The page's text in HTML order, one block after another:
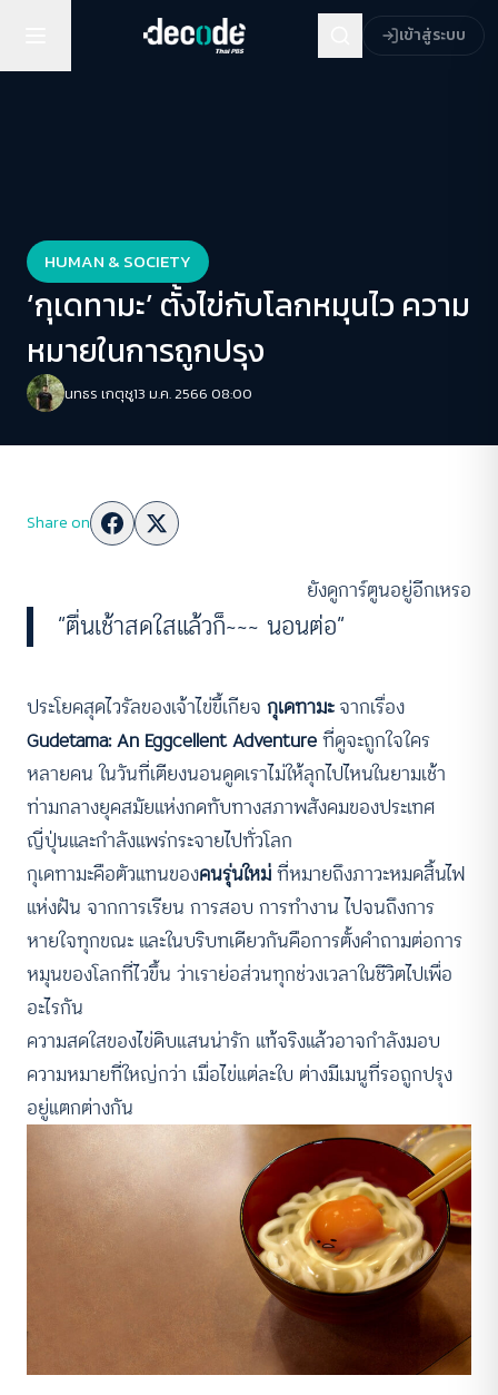
เข้าสู่ระบบ
HUMAN & SOCIETY
‘กุเดทามะ’ ตั้งไข่กับโลกหมุนไว ความ
หมายในการถูกปรุง
นทธร เกตุชู13 ม.ค. 2566 08:00
Share on
ยังดูการ์ตูนอยู่อีกเหรอ
“ตื่นเช้าสดใสแล้วก็~~~ นอนต่อ”
ประโยคสุดไวรัลของเจ้าไข่ขี้เกียจ กุเดทามะจากเรื่อง
Gudetama: An Eggcellent Adventureที่ดูจะถูกใจใคร
หลายคน ในวันที่เตียงนอนดูดเราไม่ให้ลุกไปไหนในยามเช้า
ท่ามกลางยุคสมัยแห่งกดทับทางสภาพสังคมของประเทศ
ญี่ปุ่นและกำลังแพร่กระจายไปทั่วโลก
กุเดทามะคือตัวแทนของคนรุ่นใหม่ที่หมายถึงภาวะหมดสิ้นไฟ
แห่งฝัน จากการเรียน การสอบ การทำงาน ไปจนถึงการ
หายใจทุกขณะ และในบริบทเดียวกันคือการตั้งคำถามต่อการ
หมุนของโลกที่ไวขึ้น ว่าเราย่อส่วนทุกช่วงเวลาในชีวิตไปเพื่อ
อะไรกัน
ความสดใสของไข่ดิบแสนน่ารัก แท้จริงแล้วอาจกำลังมอบ
ความหมายที่ใหญ่กว่า เมื่อไข่แต่ละใบ ต่างมีเมนูที่รอถูกปรุง
อยู่แตกต่างกัน